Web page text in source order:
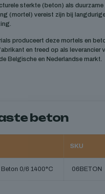
sterkte (beton) als duurzame
(mortel) vereist zijn bij
produceert deze mortels en
en treed op als leverancier
Belgische en Nederlandse markt.
beton
SKU
0/6 1400°C 06BETON